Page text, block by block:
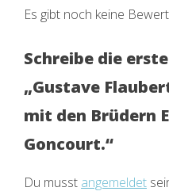
Es gibt noch keine
Schreibe die
„Gustave
mit den Brüdern
Goncourt.“
Du musst angemeldet